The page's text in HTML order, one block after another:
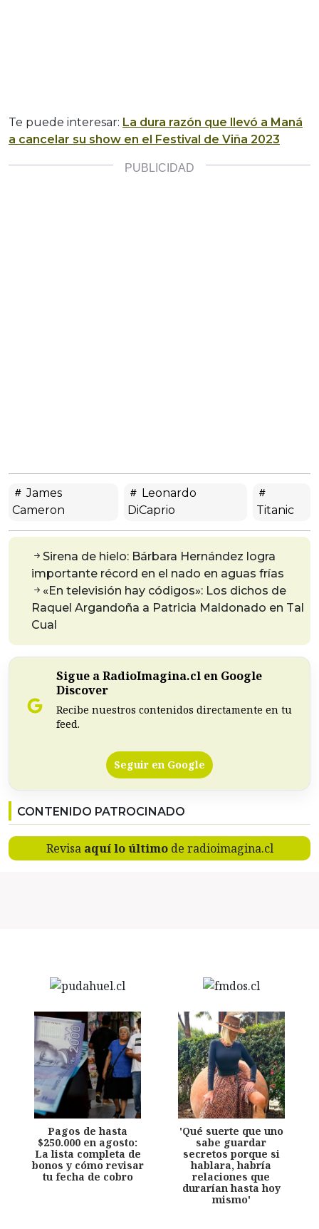
Te puede interesar: La dura razón que llevó a Maná
a cancelar su show en el Festival de Viña 2023
James
Cameron
Leonardo
DiCaprio
Titanic
Sirena de hielo: Bárbara Hernández logra
importante récord en el nado en aguas frías
«En televisión hay códigos»: Los dichos de
Raquel Argandoña a Patricia Maldonado en Tal
Cual
Sigue a RadioImagina.cl en Google
Discover
Recibe nuestros contenidos directamente en tu
feed.
Seguir en Google
CONTENIDO PATROCINADO
Revisa aquí lo últimode radioimagina.cl
Pagos de hasta
$250.000 en agosto:
La lista completa de
bonos y cómo revisar
tu fecha de cobro
'Qué suerte que uno
sabe guardar
secretos porque si
hablara, habría
relaciones que
durarían hasta hoy
mismo'